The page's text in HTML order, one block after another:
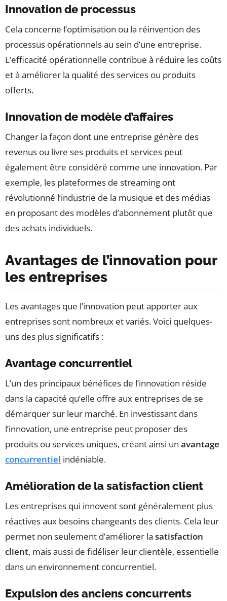
Innovation de processus
Cela concerne l’optimisation ou la réinvention des
processus opérationnels au sein d’une entreprise.
L’efficacité opérationnelle contribue à réduire les coûts
et à améliorer la qualité des services ou produits
offerts.
Innovation de modèle d’affaires
Changer la façon dont une entreprise génère des
revenus ou livre ses produits et services peut
également être considéré comme une innovation. Par
exemple, les plateformes de streaming ont
révolutionné l’industrie de la musique et des médias
en proposant des modèles d’abonnement plutôt que
des achats individuels.
Avantages de l’innovation pour
les entreprises
Les avantages que l’innovation peut apporter aux
entreprises sont nombreux et variés. Voici quelques-
uns des plus significatifs :
Avantage concurrentiel
L’un des principaux bénéfices de l’innovation réside
dans la capacité qu’elle offre aux entreprises de se
démarquer sur leur marché. En investissant dans
l’innovation, une entreprise peut proposer des
produits ou services uniques, créant ainsi un avantage
concurrentiel indéniable.
Amélioration de la satisfaction client
Les entreprises qui innovent sont généralement plus
réactives aux besoins changeants des clients. Cela leur
permet non seulement d’améliorer la satisfaction
client, mais aussi de fidéliser leur clientèle, essentielle
dans un environnement concurrentiel.
Expulsion des anciens concurrents